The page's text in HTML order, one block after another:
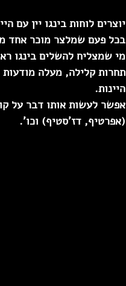
יוצרים לוחות בינגו יין עם
בכל פעם שמלצר מוכר אחד
מי שמצליח להשלים בינגו
תחרות קלילה, מעלה
היינות.
אפשר לעשות אותו דבר על
(אפרטיף, דז'סטיף) וכו'.